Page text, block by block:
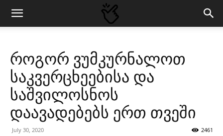
როგორ ვუმკურნალოთ
საკვერცხეებისა და
საშვილოსნოს
დაავადებებს ერთ თვეში
July 30, 2020 2461